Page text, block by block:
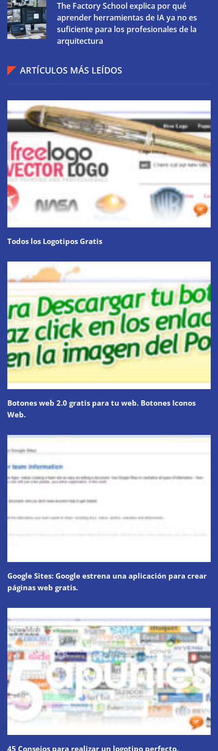
The Factory School explica por qué
aprender herramientas de IA ya no es
suficiente para los profesionales de la
arquitectura
ARTÍCULOS MÁS LEÍDOS
Todos los Logotipos Gratis
Botones web 2.0 gratis para tu web. Botones Iconos
Web.
Google Sites: Google estrena una aplicación para crear
páginas web gratis.
45 Consejos para realizar un logotipo perfecto.